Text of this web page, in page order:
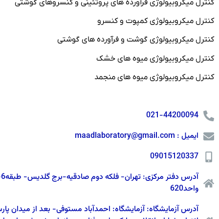
کنترل میکروبیولوژی فرآورده های پروتئینی و کنسروهای گوشتی
کنترل میکروبیولوژی کمپوت و کنسرو
کنترل میکروبیولوژی گوشت و فرآورده های گوشتی
کنترل میکروبیولوژی میوه های خشک
کنترل میکروبیولوژی میوه های منجمد
021-44200094
ایمیل : maadlaboratory@gmail.com
09015120337
آدرس
واحد620
آدرس آزمایشگاه: آزمایشگاه: احمدآباد مستوفی- بعد از میدان